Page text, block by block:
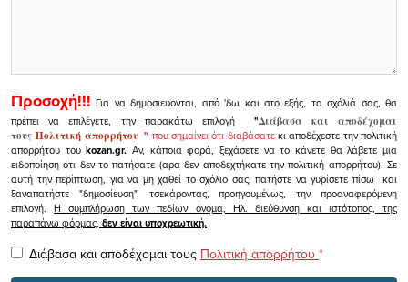
Προσοχή!!! Για να δημοσιεύονται, από 'δω και στο εξής, τα σχόλιά σας, θα
πρέπει να επιλέγετε, την παρακάτω επιλογή
"Διάβασα και αποδέχομαι
τουςΠολιτική απορρήτου" που σημαίνει ότι διαβάσατεκι αποδέχεστε την πολιτική
απορρήτου τουkozan.gr. Αν, κάποια φορά, ξεχάσετε να το κάνετε θα λάβετε μια
ειδοποίηση ότι δεν το πατήσατε (αρα δεν αποδεχτήκατε την πολιτική απορρήτου). Σε
αυτή την περίπτωση, για να μη χαθεί το σχόλιο σας, πατήστε να γυρίσετε πίσω και
ξαναπατήστε "δημοσίευση", τσεκάροντας, προηγουμένως, την προαναφερόμενη
επιλογή.Η συμπλήρωση των πεδίων όνομα, Ηλ. διεύθυνση και ιστότοπος, της
παραπάνω φόρμας, δεν είναι υποχρεωτική.
Διάβασα και αποδέχομαι τους Πολιτική απορρήτου *